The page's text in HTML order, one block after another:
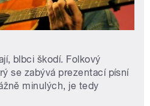
blbci škodí. Folkový
se zabývá prezentací písní
minulých, je tedy